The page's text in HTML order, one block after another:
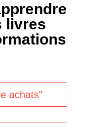
livres
achats"